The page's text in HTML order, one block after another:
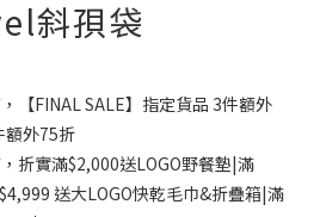
斜孭袋
【FINAL SALE】指定貨品 3件額外
額外75折
折實滿$2,000送LOGO野餐墊|滿
送大LOGO快乾毛巾&折疊箱|滿